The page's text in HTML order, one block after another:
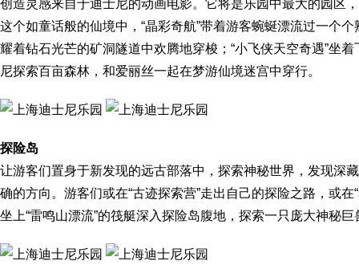
创造灵感来自于迪士尼的动画电影。它将是乐园中最大的园区
这个如童话般的仙境中，“晶彩奇航”带着游客蜿蜒漂流过一个
耀着钻石光芒的矿洞隧道中欢腾地穿梭；“小飞侠天空奇遇”坐
尼探索百亩森林，和爱丽丝一起在梦游仙境迷宫中穿行。
探险岛
让游客们置身于新发现的远古部落中，探索神秘世界，发现深
确的方向。游客们或在“古迹探索营”走出自己的探险之路，或
坐上“雷鸣山漂流”的筏艇深入探险岛腹地，探索一只庞大神秘